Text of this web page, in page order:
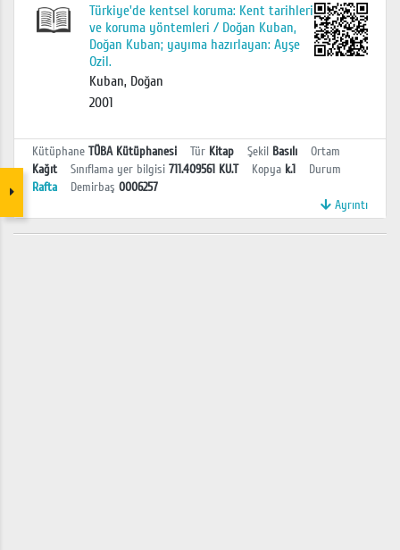
Türkiye'de kentsel koruma: Kent tarihleri
ve koruma yöntemleri / Doğan Kuban,
Doğan Kuban; yayıma hazırlayan: Ayşe
Ozil.
Kuban, Doğan
2001
Kütüphane TÜBA Kütüphanesi Tür Kitap Şekil Basılı
Ortam
Kağıt
Sınıflama yer bilgisi 711.409561 KU.T Kopya k.1
Durum
Rafta
Demirbaş 0006257
Ayrıntı